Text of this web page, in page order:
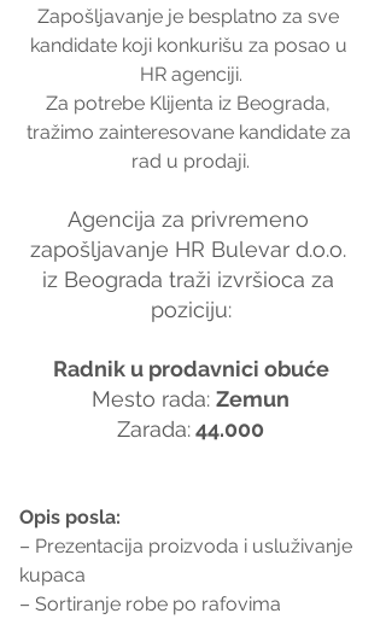
Zapošljavanje je besplatno za sve
kandidate koji konkurišu za posao u
HR agenciji.
Za potrebe Klijenta iz Beograda,
tražimo zainteresovane kandidate za
rad u prodaji.
Agencija za privremeno
zapošljavanje HR Bulevar d.o.o.
iz Beograda traži izvršioca za
poziciju:
Radnik u prodavnici obuće
Mesto rada: Zemun
Zarada: 44.000
Opis posla:
– Prezentacija proizvoda i usluživanje
kupaca
– Sortiranje robe po rafovima